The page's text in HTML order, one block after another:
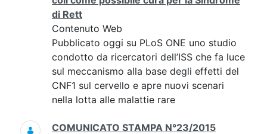
di Rett
Contenuto Web
Pubblicato oggi su PLoS ONE uno studio
condotto da ricercatori dell’ISS che fa luce
sul meccanismo alla base degli effetti del
CNF1 sul cervello e apre nuovi scenari
nella lotta alle malattie rare
COMUNICATO STAMPA N°23/2015